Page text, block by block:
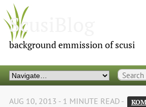
ScusiBlog
background emmission of scusi
AUG 10, 2013 - 1 MINUTE READ -